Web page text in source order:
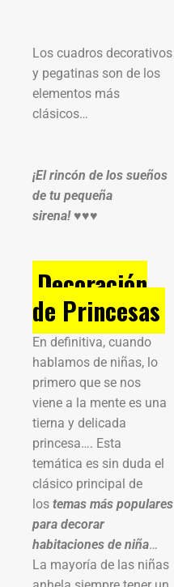
Los cuadros decorativos
y pegatinas son de los
elementos más
clásicos…
¡El rincón de los sueños
de tu pequeña
sirena! ♥♥♥
Decoración
de Princesas
En definitiva, cuando
hablamos de niñas, lo
primero que se nos
viene a la mente es una
tierna y delicada
princesa…. Esta
temática es sin duda el
clásico principal de
los temas más populares
para decorar
habitaciones de niña…
La mayoría de las niñas